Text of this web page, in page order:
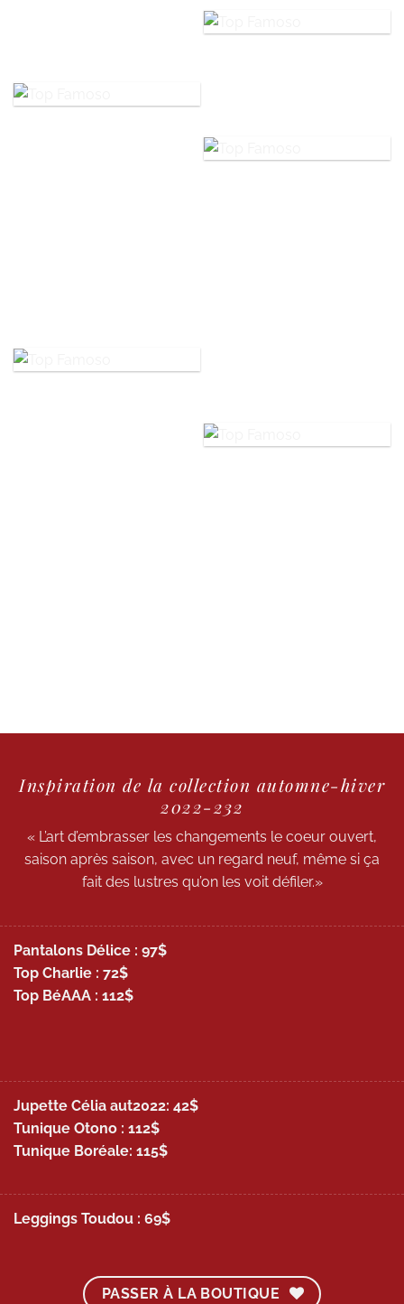
Inspiration de la collection automne-hiver
2022-232
« L’art d’embrasser les changements le coeur ouvert,
saison après saison, avec un regard neuf, même si ça
fait des lustres qu’on les voit défiler.»
Pantalons Délice : 97$
Top Charlie : 72$
Top BéAAA : 112$
Jupette Célia aut2022: 42$
Tunique Otono : 112$
Tunique Boréale: 115$
Leggings Toudou : 69$
PASSER À LA BOUTIQUE